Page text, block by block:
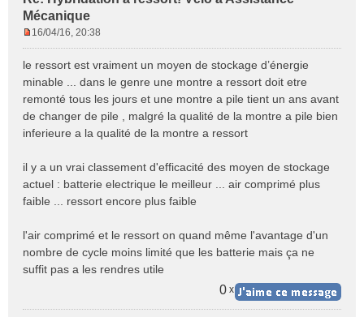
Mécanique
s
s
a
g
e
n
l
u
16/04/16, 20:38
le ressort est vraiment un moyen de stockage d’énergie
minable ... dans le genre une montre a ressort doit etre
remonté tous les jours et une montre a pile tient un ans avant
de changer de pile , malgré la qualité de la montre a pile bien
inferieure a la qualité de la montre a ressort
il y a un vrai classement d'efficacité des moyen de stockage
actuel : batterie electrique le meilleur ... air comprimé plus
faible ... ressort encore plus faible
l'air comprimé et le ressort on quand même l'avantage d'un
nombre de cycle moins limité que les batterie mais ça ne
suffit pas a les rendres utile
0 x